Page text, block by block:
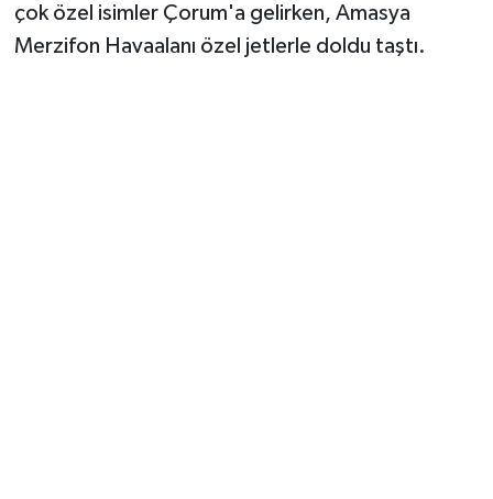
çok özel isimler Çorum'a gelirken, Amasya
Merzifon Havaalanı özel jetlerle doldu taştı.